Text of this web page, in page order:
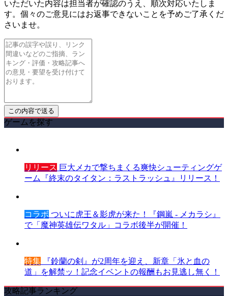
いただいた内容は担当者が確認のうえ、順次対応いたしま
す。個々のご意見にはお返事できないことを予めご了承くだ
さいませ。
ゲームを探す
リリース 巨大メカで撃ちまくる爽快シューティングゲ
ーム『終末のタイタン：ラストラッシュ』リリース！
コラボ ついに虎王＆影虎が来た！『鋼嵐 - メカラシ』
で「魔神英雄伝ワタル」コラボ後半が開催！
特集 『鈴蘭の剣』が2周年を迎え、新章「氷と血の
道」を解禁ッ！記念イベントの報酬もお見逃し無く！
攻略記事ランキング